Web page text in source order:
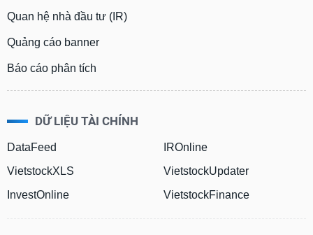
Quan hệ nhà đầu tư (IR)
Quảng cáo banner
Báo cáo phân tích
DỮ LIỆU TÀI CHÍNH
DataFeed
VietstockXLS
InvestOnline
IROnline
VietstockUpdater
VietstockFinance